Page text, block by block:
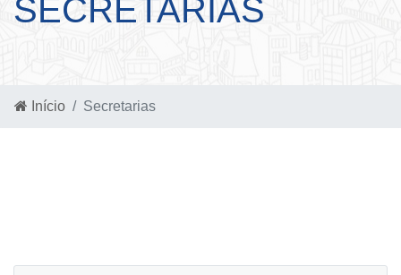
SECRETARIAS
Início Secretarias